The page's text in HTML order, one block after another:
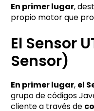
En primer lugar,
propio motor que
El Sensor
Sensor)
En primer lugar, el
grupo de códigos
cliente a través de